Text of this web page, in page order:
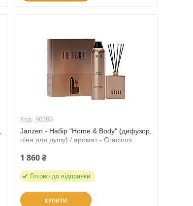
90160
Janzen - Набір "Home & Body" (дифузор,
піна для душу) / аромат - Gracious
1 860 ₴
Готово до відправки
КУПИТИ